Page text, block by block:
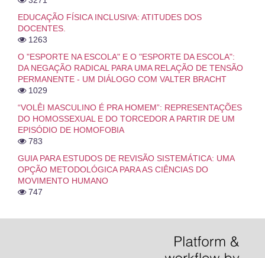
EDUCAÇÃO FÍSICA INCLUSIVA: ATITUDES DOS
DOCENTES.
1263
O "ESPORTE NA ESCOLA" E O "ESPORTE DA ESCOLA":
DA NEGAÇÃO RADICAL PARA UMA RELAÇÃO DE TENSÃO
PERMANENTE - UM DIÁLOGO COM VALTER BRACHT
1029
“VOLÊI MASCULINO É PRA HOMEM”: REPRESENTAÇÕES
DO HOMOSSEXUAL E DO TORCEDOR A PARTIR DE UM
EPISÓDIO DE HOMOFOBIA
783
GUIA PARA ESTUDOS DE REVISÃO SISTEMÁTICA: UMA
OPÇÃO METODOLÓGICA PARA AS CIÊNCIAS DO
MOVIMENTO HUMANO
747